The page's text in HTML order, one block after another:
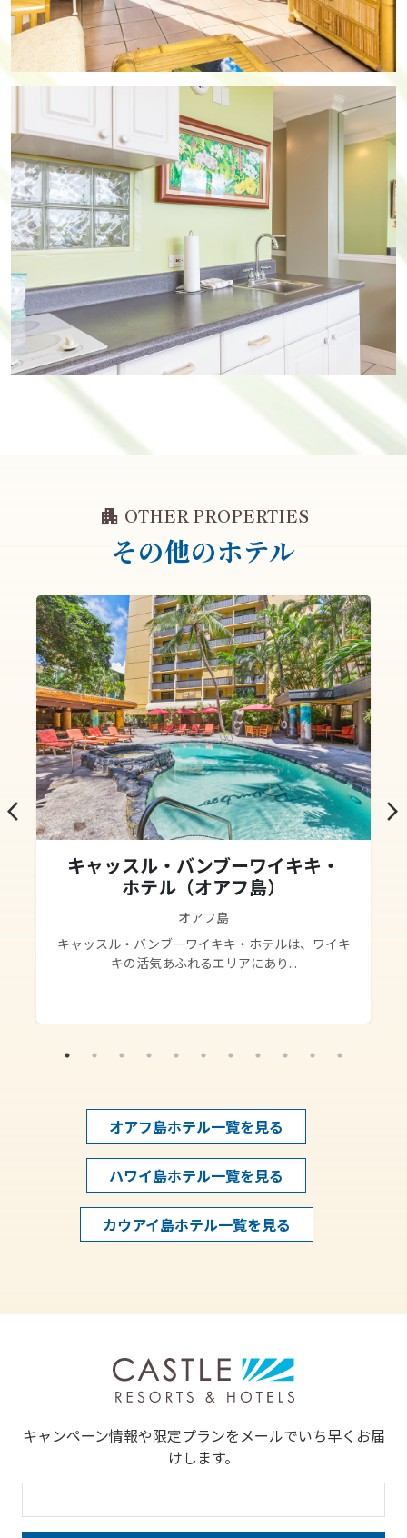
apartment OTHER PROPERTIES
その他のホテル
arrow_back_ios
キャッスル・バンブーワイキキ・
ホテル（オアフ島）
オアフ島
キャッスル・バンブーワイキキ・ホテルは、ワイキ
キの活気あふれるエリアにあり...
arrow_forward_ios
オアフ島ホテル一覧を見る
ハワイ島ホテル一覧を見る
カウアイ島ホテル一覧を見る
キャンペーン情報や限定プランをメールでいち早くお届
けします。